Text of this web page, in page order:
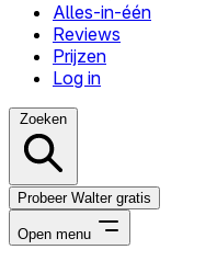
Alles-in-één
Reviews
Prijzen
Log in
Zoeken
Probeer Walter gratis
Open menu